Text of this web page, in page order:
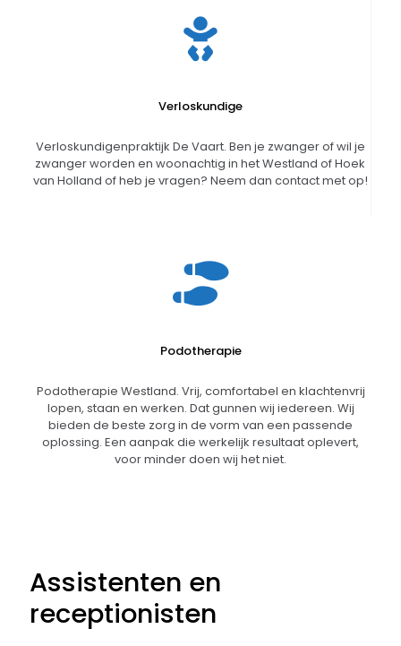
Verloskundige
Verloskundigenpraktijk De Vaart. Ben je zwanger of wil je
zwanger worden en woonachtig in het Westland of Hoek
van Holland of heb je vragen? Neem dan contact met op!
Podotherapie
Podotherapie Westland. Vrij, comfortabel en klachtenvrij
lopen, staan en werken. Dat gunnen wij iedereen. Wij
bieden de beste zorg in de vorm van een passende
oplossing. Een aanpak die werkelijk resultaat oplevert,
voor minder doen wij het niet.
Assistenten en
receptionisten